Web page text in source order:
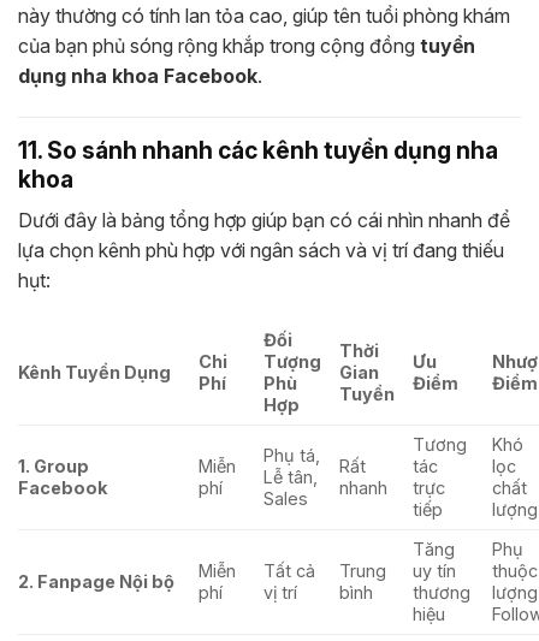
này thường có tính lan tỏa cao, giúp tên tuổi phòng khám
của bạn phủ sóng rộng khắp trong cộng đồng tuyển
dụng nha khoa Facebook.
11. So sánh nhanh các kênh tuyển dụng nha
khoa
Dưới đây là bảng tổng hợp giúp bạn có cái nhìn nhanh để
lựa chọn kênh phù hợp với ngân sách và vị trí đang thiếu
hụt:
Kênh Tuyển Dụng
Chi
Phí
Đối
Tượng
Phù
Hợp
Thời
Gian
Tuyển
Ưu
Điểm
Điểm
1. Group
Facebook
Miễn
phí
Phụ tá,
Lễ tân,
Sales
Rất
nhanh
Tương
tác
trực
tiếp
Khó
lọc
chất
lượng
2. Fanpage Nội bộ
Miễn
phí
Tất cả
vị trí
Trung
bình
Tăng
uy tín
thương
hiệu
Phụ
thuộc
lượng